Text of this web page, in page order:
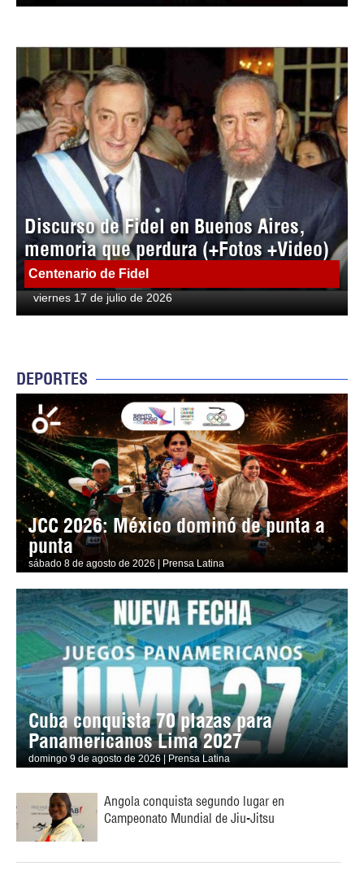
Discurso de Fidel en Buenos Aires,
memoria que perdura (+Fotos +Video)
Centenario de Fidel
viernes 17 de julio de 2026
DEPORTES
JCC 2026: México dominó de punta a
punta
sábado 8 de agosto de 2026 | Prensa Latina
Cuba conquista 70 plazas para
Panamericanos Lima 2027
domingo 9 de agosto de 2026 | Prensa Latina
Angola conquista segundo lugar en
Campeonato Mundial de Jiu-Jitsu